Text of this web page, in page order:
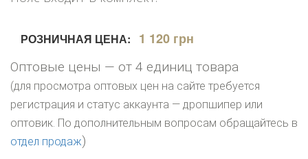
РОЗНИЧНАЯ ЦЕНА: 1 120 грн
Оптовые цены — от 4 единиц товара
(для просмотра оптовых цен на сайте требуется
регистрация и статус аккаунта — дропшипер или
оптовик. По дополнительным вопросам обращайтесь в
отдел продаж)